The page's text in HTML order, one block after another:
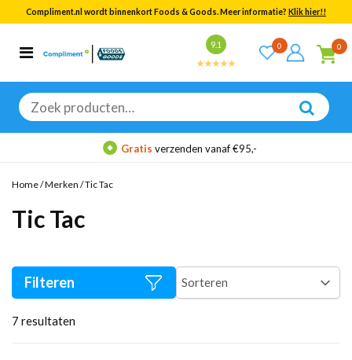
Compliment.nl wordt binnenkort Foods & Goods. Meer informatie? Klik hier!!
9.1 0 0
Zoeken
naar:
Categorieën
Bekijk alle resultaten
Gratis verzenden vanaf €95,-
Home/Merken /Tic Tac
Tic Tac
7 resultaten
Filteren